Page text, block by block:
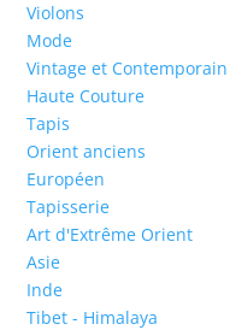
Violons
Mode
Vintage et Contemporain
Haute Couture
Tapis
Orient anciens
Européen
Tapisserie
Art d'Extrême Orient
Asie
Inde
Tibet - Himalaya